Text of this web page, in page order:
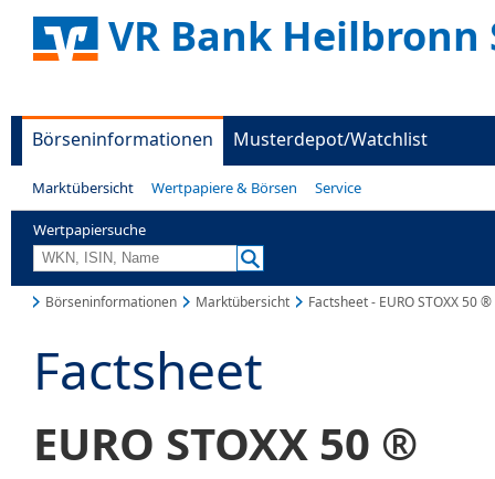
VR Bank Heilbronn
Börseninformationen Musterdepot/Watchlist
Marktübersicht Wertpapiere & Börsen Service
Wertpapiersuche
Börseninformationen Marktübersicht Factsheet - EURO STOXX 50 ®
Factsheet
EURO STOXX 50 ®